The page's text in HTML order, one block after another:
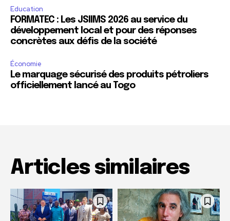
Education
FORMATEC : Les JSIIMS 2026 au service du
développement local et pour des réponses
concrètes aux défis de la société
Économie
Le marquage sécurisé des produits pétroliers
officiellement lancé au Togo
Articles similaires